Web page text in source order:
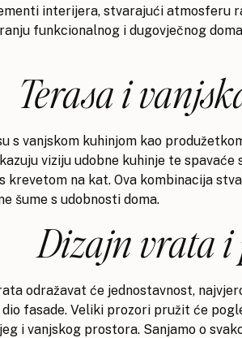
interijera, stvarajući atmosferu
funkcionalnog i dugovječnog
Terasa i
s vanjskom kuhinjom kao
viziju udobne kuhinje te
krevetom na kat. Ova kombinacija
šume s udobnosti doma.
Dizajn vrata i
odražavat će jednostavnost,
fasade. Veliki prozori pružit će
i vanjskog prostora. Sanjamo o